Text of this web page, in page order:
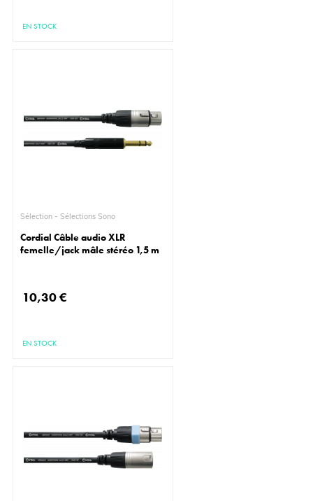
EN STOCK
Sélection - Sélections Sono
Cordial Câble audio XLR
femelle/jack mâle stéréo 1,5 m
10,30 €
EN STOCK